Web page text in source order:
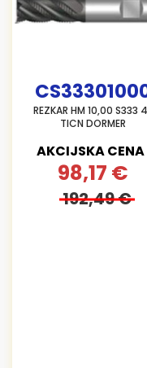
REZKAR HM 10,00 S333
TICN DORMER
AKCIJSKA CENA
98,17 €
192,49 €